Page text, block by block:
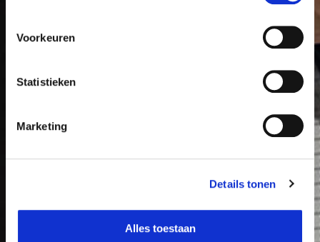
Voorkeuren
Statistieken
Marketing
Details tonen
Alles toestaan